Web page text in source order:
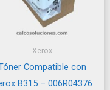
Xerox
Compatible con
B315 – 006R04376